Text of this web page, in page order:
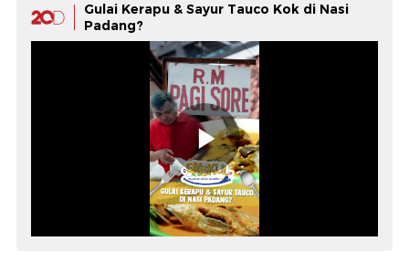
Gulai Kerapu & Sayur Tauco Kok di Nasi
Padang?